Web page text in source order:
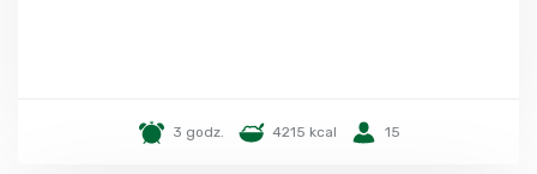
3 godz. 4215 kcal 15